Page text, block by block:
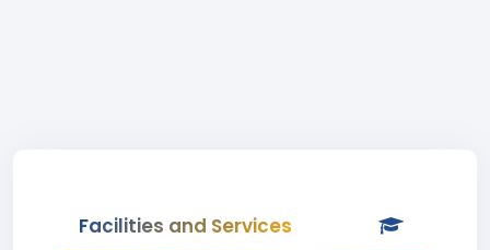
Facilities and Services